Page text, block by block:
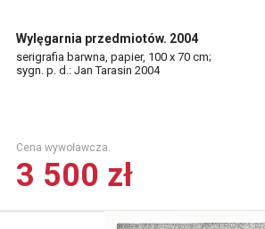
Wylęgarnia przedmiotów. 2004
serigrafia barwna, papier, 100 x 70 cm;
sygn. p. d.: Jan Tarasin 2004
Cena wywoławcza.
3 500 zł